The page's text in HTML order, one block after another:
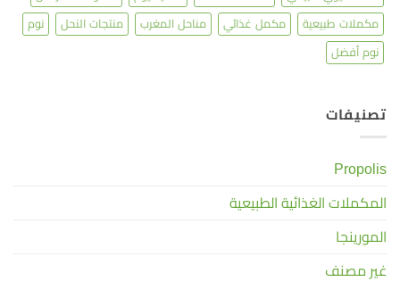
مكملات طبيعية مكمل غذائي مناحل المغرب منتجات النحل نوم
نوم أفضل
تصنيفات
Propolis
المكملات الغذائية الطبيعية
المورينجا
غير مصنف